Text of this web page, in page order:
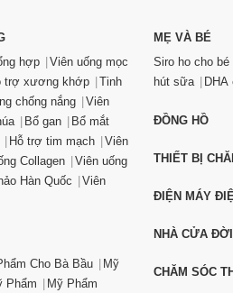
hợp
Viên uống mọc
trợ xương khớp
Tinh
chống nắng
Viên
Bổ gan
Bổ mắt
Hỗ trợ tim mạch
Viên
Collagen
Viên uống
Hàn Quốc
Viên
Cho Bà Bầu
Mỹ
Phẩm Mỹ Phẩm
MẸ VÀ BÉ
Siro ho cho bé
hút sữa
DHA
ĐỒNG HỒ
THIẾT BỊ
ĐIỆN MÁY
NHÀ CỬA
CHĂM SÓC